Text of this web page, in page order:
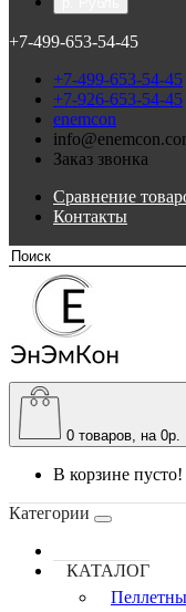
+7-499-653-54-45
+7-499-653-54-45
+7-926-653-54-45
enemcon
Заказ звонка
Сравнение
Контакты
0 товаров, на 0р.
В корзине пусто!
Категории
КАТАЛОГ